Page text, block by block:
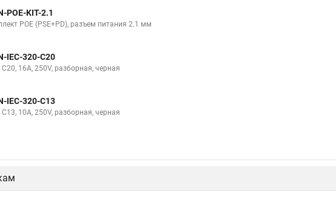
POE-KIT-2.1
POE (PSE+PD), разъем питания 2.1 мм
IEC-320-C20
16A, 250V, разборная, черная
IEC-320-C13
10A, 250V, разборная, черная